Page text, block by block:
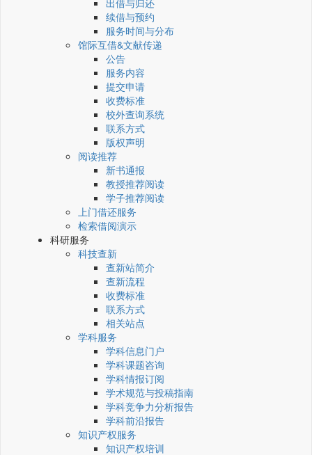
出借与归还
续借与预约
服务时间与分布
馆际互借&文献传递
公告
服务内容
提交申请
收费标准
校外查询系统
联系方式
版权声明
阅读推荐
新书通报
教授推荐阅读
学子推荐阅读
上门借还服务
检索借阅演示
科研服务
科技查新
查新站简介
查新流程
收费标准
联系方式
相关站点
学科服务
学科信息门户
学科课题咨询
学科情报订阅
学术规范与投稿指南
学科竞争力分析报告
学科前沿报告
知识产权服务
知识产权培训